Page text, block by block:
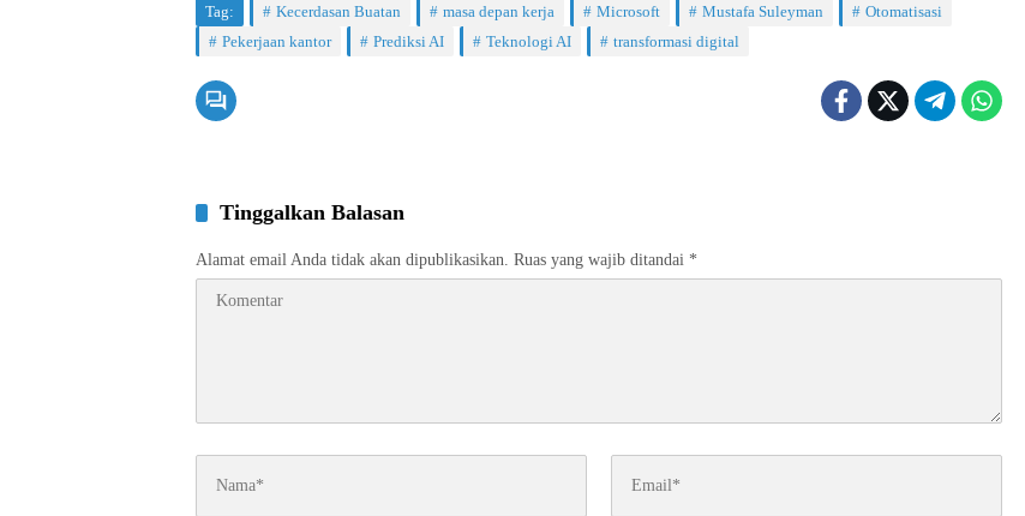
Tag: Kecerdasan Buatan masa depan kerja Microsoft Mustafa Suleyman
Otomatisasi
Pekerjaan kantor
Prediksi AI Teknologi AI transformasi digital
Tinggalkan Balasan
Alamat email Anda tidak akan dipublikasikan. Ruas yang wajib ditandai *